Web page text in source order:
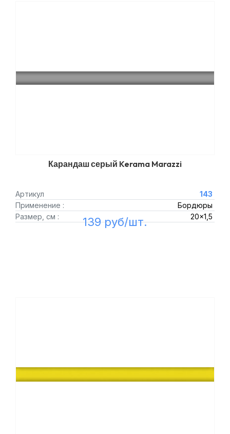
Карандаш серый Kerama Marazzi
Артикул
143
Применение :
Бордюры
Размер, см :
20x1,5
139 руб/шт.